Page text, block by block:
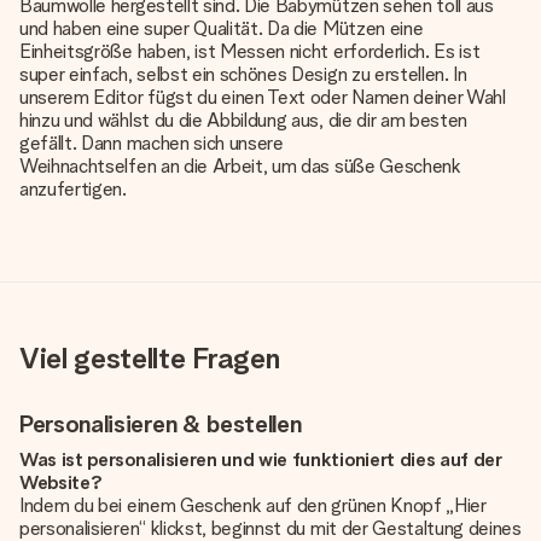
Baumwolle hergestellt sind. Die Babymützen sehen toll aus
und haben eine super Qualität. Da die Mützen eine
Einheitsgröße haben, ist Messen nicht erforderlich. Es ist
super einfach, selbst ein schönes Design zu erstellen. In
unserem Editor fügst du einen Text oder Namen deiner Wahl
hinzu und wählst du die Abbildung aus, die dir am besten
gefällt. Dann machen sich unsere
Weihnachtselfen an die Arbeit, um das süße Geschenk
anzufertigen.
Viel gestellte Fragen
Personalisieren & bestellen
Was ist personalisieren und wie funktioniert dies auf der
Website?
Indem du bei einem Geschenk auf den grünen Knopf „Hier
personalisieren“ klickst, beginnst du mit der Gestaltung deines